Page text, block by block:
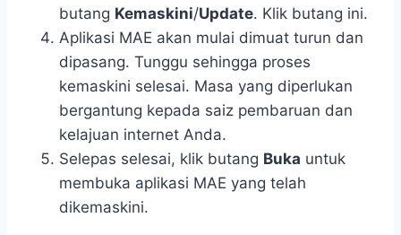
butang Kemaskini/Update. Klik butang ini.
Aplikasi MAE akan mulai dimuat turun dan
dipasang. Tunggu sehingga proses
kemaskini selesai. Masa yang diperlukan
bergantung kepada saiz pembaruan dan
kelajuan internet Anda.
Selepas selesai, klik butang Buka untuk
membuka aplikasi MAE yang telah
dikemaskini.